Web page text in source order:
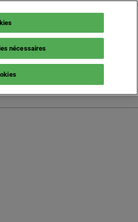
French (France)
English
French (France)
Italian (Italy)
nécessaires